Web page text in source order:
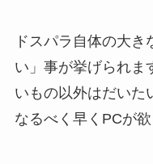
ドスパラ自体の大
い」事が挙げられま
いもの以外はだいた
なるべく早くPCが